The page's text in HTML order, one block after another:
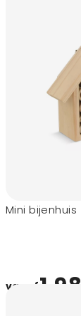
Mini bijenhuis
vanaf1,98